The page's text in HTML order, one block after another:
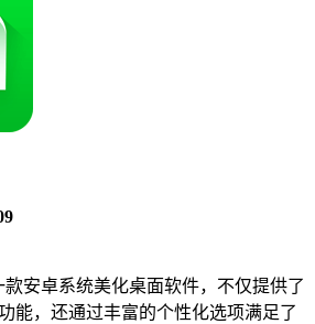
款安卓系统美化桌面软件，不仅提供了
能，还通过丰富的个性化选项满足了